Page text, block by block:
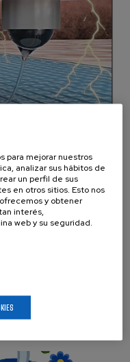
en ACS
&
2024
y
Jetting of
sido seleccionada
para mejorar nuestros
analizar sus hábitos de
un perfil de sus
en otros sitios. Esto nos
y obtener
interés,
web y su seguridad.